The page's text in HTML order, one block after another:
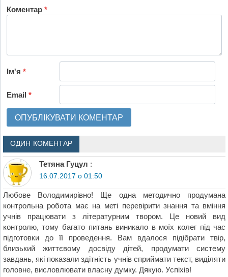
Коментар*
Ім'я*
Email*
ОДИН КОМЕНТАР
Тетяна Гуцул :
16.07.2017 о 01:50
Любове Володимирівно! Ще одна методично продумана
контрольна робота має на меті перевірити знання та вміння
учнів працювати з літературним твором. Це новий вид
контролю, тому багато питань виникало в моїх колег під час
підготовки до її проведення. Вам вдалося підібрати твір,
близький життєвому досвіду дітей, продумати систему
завдань, які показали здітність учнів сприймати текст, виділяти
головне, висловлювати власну думку. Дякую. Успіхів!